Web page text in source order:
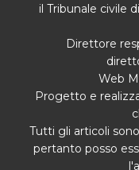
il Tribunale civile
Direttore
Web
Progetto e
Tutti gli articoli
pertanto posso